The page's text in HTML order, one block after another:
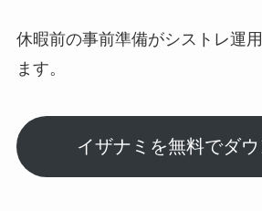
休暇前の事前準備がシストレ運
ます。
イザナミを無料でダ